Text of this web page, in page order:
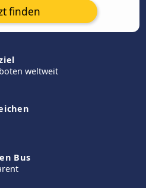
finden
weltweit
Bus